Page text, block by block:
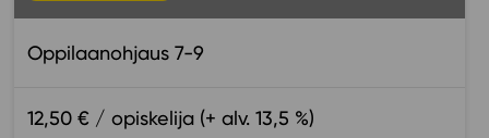
Oppilaanohjaus 7-9
12,50 € / opiskelija (+ alv. 13,5 %)